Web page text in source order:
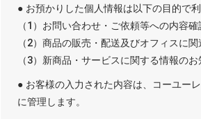
● お預かりした個人情報は以下の目的で利
（1）お問い合わせ・ご依頼等への内容
（2）商品の販売・配送及びオフィスに
（3）新商品・サービスに関する情報の
● お客様の入力された内容は、 コーユー
に管理します。